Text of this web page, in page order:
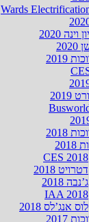
Wards
2020
2019
2018
CES 2018
דטרויט 2018
ג’נבה 2018
IAA 2018
לוס אנג’לס 2018
2017